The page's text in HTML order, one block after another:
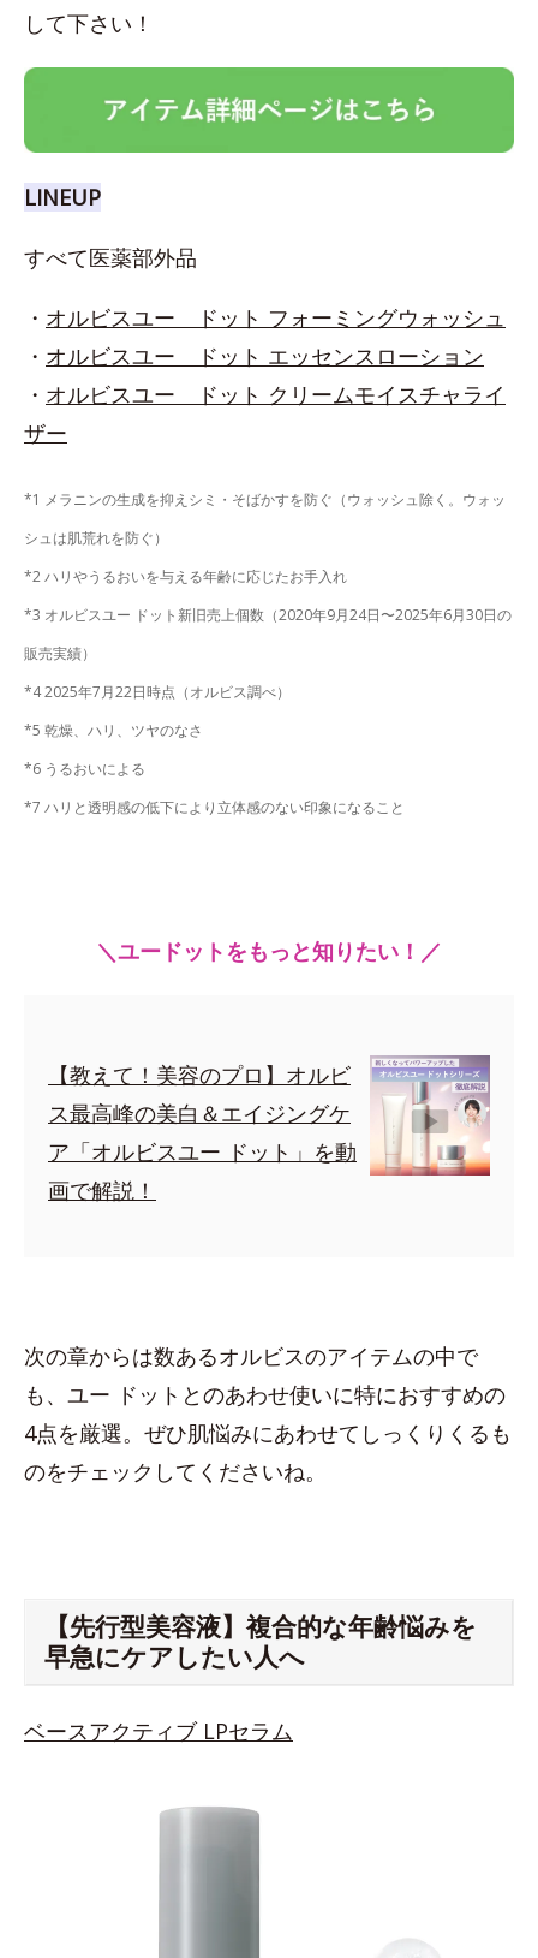
して下さい！
LINEUP
すべて医薬部外品
・ オルビスユー ドット フォーミングウォッシュ
・ オルビスユー ドット エッセンスローション
・ オルビスユー ドット クリームモイスチャライ
ザー
*1 メラニンの生成を抑えシミ・そばかすを防ぐ（ウォッシュ除く。ウォッ
シュは肌荒れを防ぐ）
*2 ハリやうるおいを与える年齢に応じたお手入れ
*3 オルビスユー ドット新旧売上個数（2020年9月24日〜2025年6月30日の
販売実績）
*4 2025年7月22日時点（オルビス調べ）
*5 乾燥、ハリ、ツヤのなさ
*6 うるおいによる
*7 ハリと透明感の低下により立体感のない印象になること
＼ユードットをもっと知りたい！／
【教えて！美容のプロ】オルビ
ス最高峰の美白＆エイジングケ
ア「オルビスユー ドット」を動
画で解説！
次の章からは数あるオルビスのアイテムの中で
も、ユー ドットとのあわせ使いに特におすすめの
4点を厳選。ぜひ肌悩みにあわせてしっくりくるも
のをチェックしてくださいね。
【先行型美容液】複合的な年齢悩みを
早急にケアしたい人へ
ベースアクティブ LPセラム